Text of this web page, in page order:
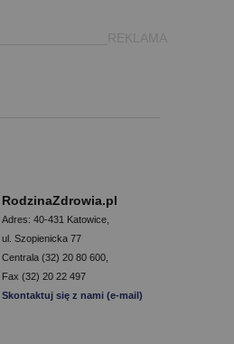
RodzinaZdrowia.pl
Adres: 40-431 Katowice,
ul. Szopienicka 77
Centrala (32) 20 80 600,
Fax (32) 20 22 497
Skontaktuj się z nami (e-mail)